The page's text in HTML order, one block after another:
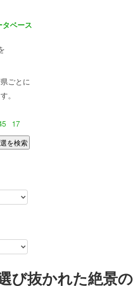
ベース
ごとに
。
17
び抜かれた絶景の